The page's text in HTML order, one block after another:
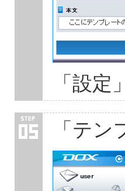
「設
「テ